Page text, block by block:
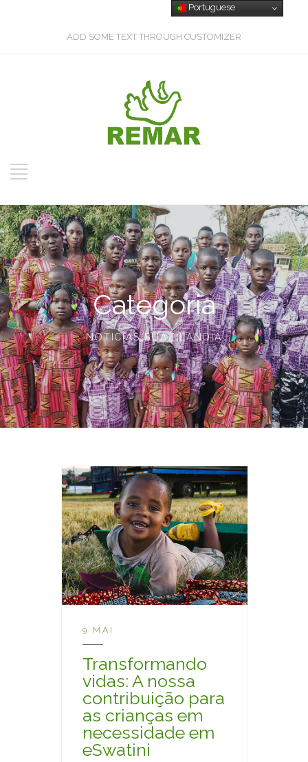
ADD SOME TEXT THROUGH CUSTOMIZER
Categoria
NOTICIAS SUAZILANDIA
9 MAI
Transformando
vidas: A nossa
contribuição para
as crianças em
necessidade em
eSwatini
Portuguese